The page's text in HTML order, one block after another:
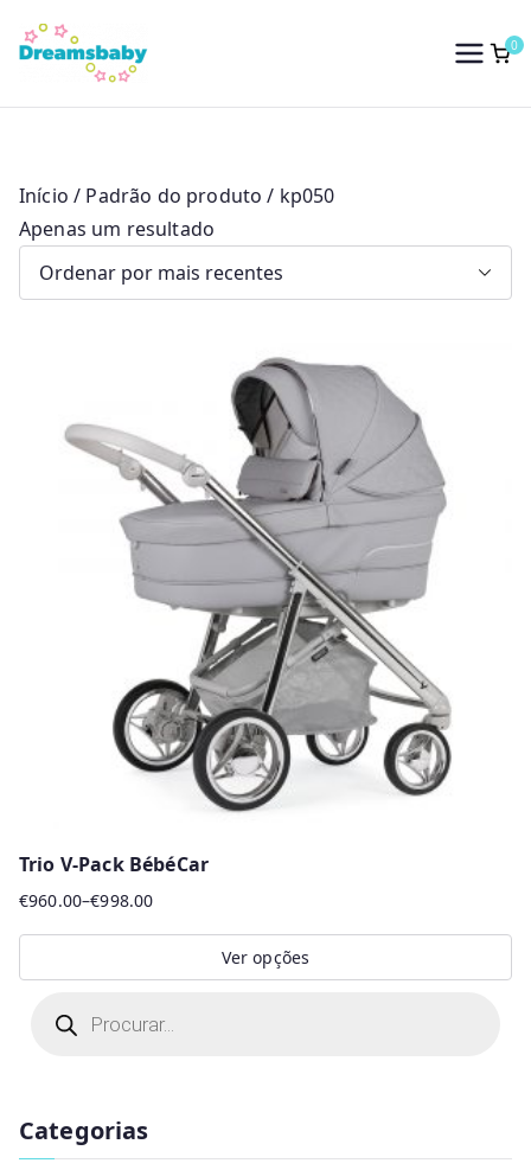
para
conteúdo
Dreams Baby
0
Início / Padrão do produto / kp050
Apenas um resultado
Trio V-Pack BébéCar
€960.00–€998.00
Price
range:
€960.00
€998.00
Ver opções
product
variants.
The
s
s
Categorias